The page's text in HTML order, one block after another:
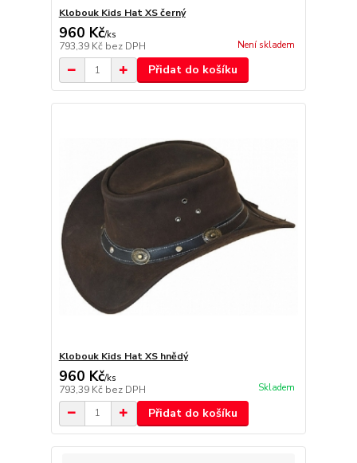
Klobouk Kids Hat XS černý
960 Kč/ks
793,39 Kč bez DPH Není skladem
Přidat do košíku
Klobouk Kids Hat XS hnědý
960 Kč/ks
793,39 Kč bez DPH Skladem
Přidat do košíku